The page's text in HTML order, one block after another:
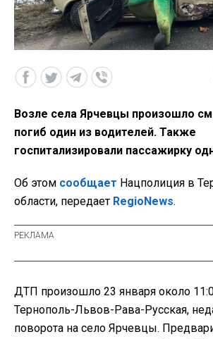
Возле села Ярчевцы произошло
погиб один из водителей. Также
госпитализировали пассажирку
Об этом сообщает Нацполиция в
области, передает RegioNews.
ДТП произошло 23 января около
Тернополь-Львов-Рава-Русская,
поворота на село Ярчевцы.